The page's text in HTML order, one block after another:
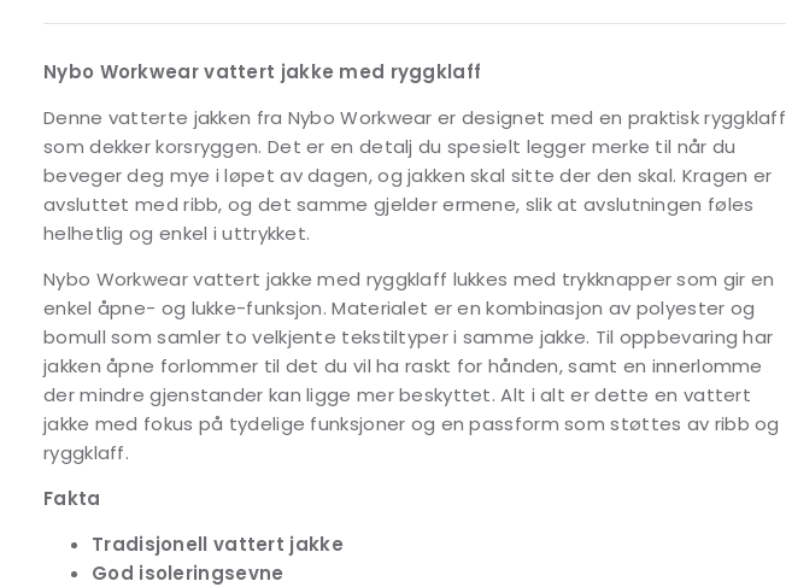
Nybo Workwear vattert jakke med ryggklaff
Denne vatterte jakken fra Nybo Workwear er designet med en praktisk ryggklaff
som dekker korsryggen. Det er en detalj du spesielt legger merke til når du
beveger deg mye i løpet av dagen, og jakken skal sitte der den skal. Kragen er
avsluttet med ribb, og det samme gjelder ermene, slik at avslutningen føles
helhetlig og enkel i uttrykket.
Nybo Workwear vattert jakke med ryggklaff lukkes med trykknapper som gir en
enkel åpne- og lukke-funksjon. Materialet er en kombinasjon av polyester og
bomull som samler to velkjente tekstiltyper i samme jakke. Til oppbevaring har
jakken åpne forlommer til det du vil ha raskt for hånden, samt en innerlomme
der mindre gjenstander kan ligge mer beskyttet. Alt i alt er dette en vattert
jakke med fokus på tydelige funksjoner og en passform som støttes av ribb og
ryggklaff.
Fakta
Tradisjonell vattert jakke
God isoleringsevne